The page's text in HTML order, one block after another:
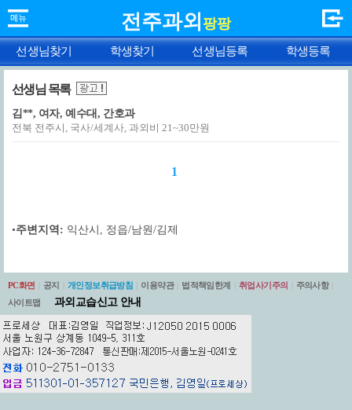
전주과외 팡팡
선생님찾기 학생찾기 선생님등록 학생등록
선생님 목록
김**, 여자, 예수대, 간호과
전북 전주시, 국사/세계사, 과외비 21~30만원
1
•주변지역: 익산시 , 정읍/남원/김제
PC화면 공지 개인정보취급방침 이용약관 법적책임한계 취업사기주의 주의사항
사이트맵
과외교습신고 안내